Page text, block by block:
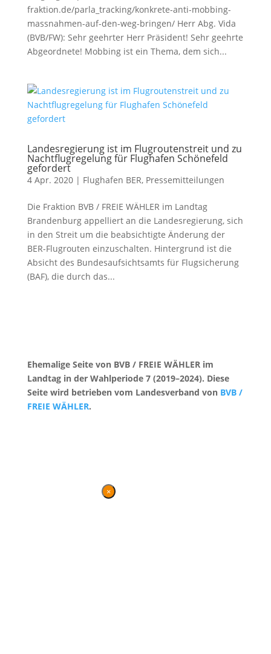
fraktion.de/parla_tracking/konkrete-anti-mobbing-
massnahmen-auf-den-weg-bringen/ Herr Abg. Vida
(BVB/FW): Sehr geehrter Herr Präsident! Sehr geehrte
Abgeordnete! Mobbing ist ein Thema, dem sich...
Landesregierung ist im Flugroutenstreit und zu
Nachtflugregelung für Flughafen Schönefeld
gefordert
4 Apr. 2020| Flughafen BER, Pressemitteilungen
Die Fraktion BVB / FREIE WÄHLER im Landtag
Brandenburg appelliert an die Landesregierung, sich
in den Streit um die beabsichtigte Änderung der
BER-Flugrouten einzuschalten. Hintergrund ist die
Absicht des Bundesaufsichtsamts für Flugsicherung
(BAF), die durch das...
Ehemalige Seite von BVB / FREIE WÄHLER im
Landtag in der Wahlperiode 7 (2019–2024). Diese
Seite wird betrieben vom Landesverband von BVB /
FREIE WÄHLER.
×